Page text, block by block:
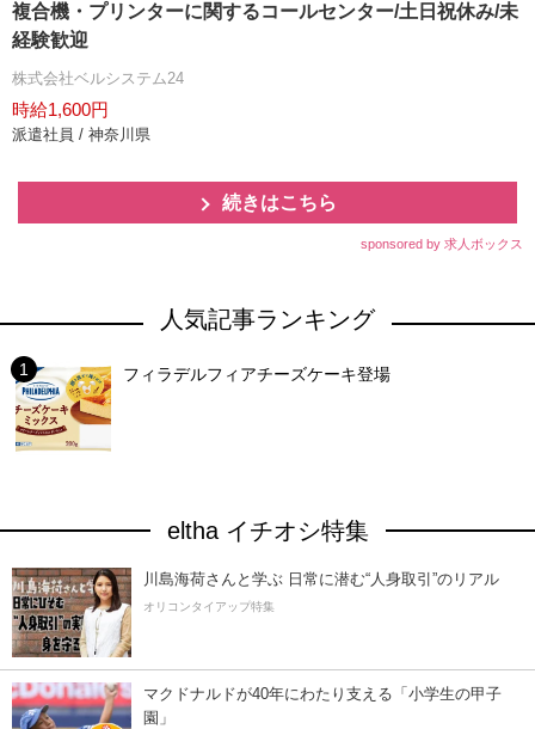
複合機・プリンターに関するコールセンター/土日祝休み/未
経験歓迎
株式会社ベルシステム24
時給1,600円
派遣社員 / 神奈川県
続きはこちら
sponsored by 求人ボックス
人気記事ランキング
フィラデルフィアチーズケーキ登場
eltha イチオシ特集
川島海荷さんと学ぶ 日常に潜む“人身取引”のリアル
オリコンタイアップ特集
マクドナルドが40年にわたり支える「小学生の甲子
園」